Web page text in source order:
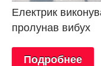
Електрик
пролунав вибух
Подробнее